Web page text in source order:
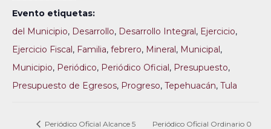
Evento etiquetas:
del Municipio, Desarrollo, Desarrollo Integral, Ejercicio,
Ejercicio Fiscal, Familia, febrero, Mineral, Municipal,
Municipio, Periódico, Periódico Oficial, Presupuesto,
Presupuesto de Egresos, Progreso, Tepehuacán, Tula
Periódico Oficial Alcance 5 Periódico Oficial Ordinario 0